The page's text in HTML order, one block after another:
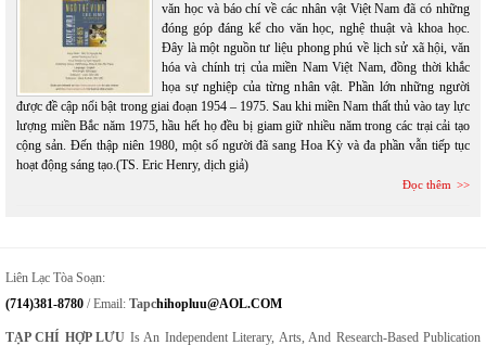
văn học và báo chí về các nhân vật Việt Nam đã có những
đóng góp đáng kể cho văn học, nghệ thuật và khoa học.
Đây là một nguồn tư liệu phong phú về lịch sử xã hội, văn
hóa và chính trị của miền Nam Việt Nam, đồng thời khắc
họa sự nghiệp của từng nhân vật. Phần lớn những người
được đề cập nổi bật trong giai đoạn 1954 – 1975. Sau khi miền Nam thất thủ vào tay lực
lượng miền Bắc năm 1975, hầu hết họ đều bị giam giữ nhiều năm trong các trại cải tạo
cộng sản. Đến thập niên 1980, một số người đã sang Hoa Kỳ và đa phần vẫn tiếp tục
hoạt động sáng tạo.(TS. Eric Henry, dịch giả)
Đọc thêm
Liên Lạc Tòa Soạn:
(714)381-8780 / Email: TapcHihopluu@AOL.COM
TẠP CHÍ HỢP LƯU Is An Independent Literary, Arts, And Research-Based Publication